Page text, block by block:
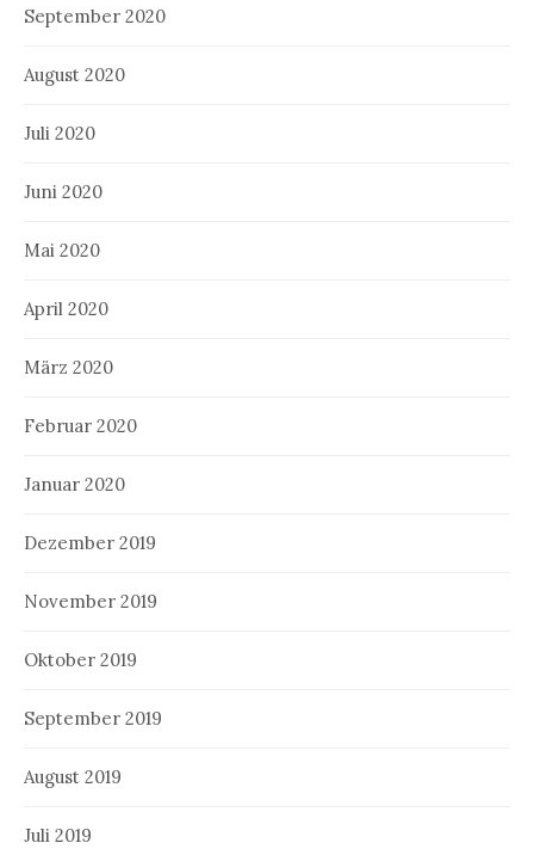
September 2020
August 2020
Juli 2020
Juni 2020
Mai 2020
April 2020
März 2020
Februar 2020
Januar 2020
Dezember 2019
November 2019
Oktober 2019
September 2019
August 2019
Juli 2019